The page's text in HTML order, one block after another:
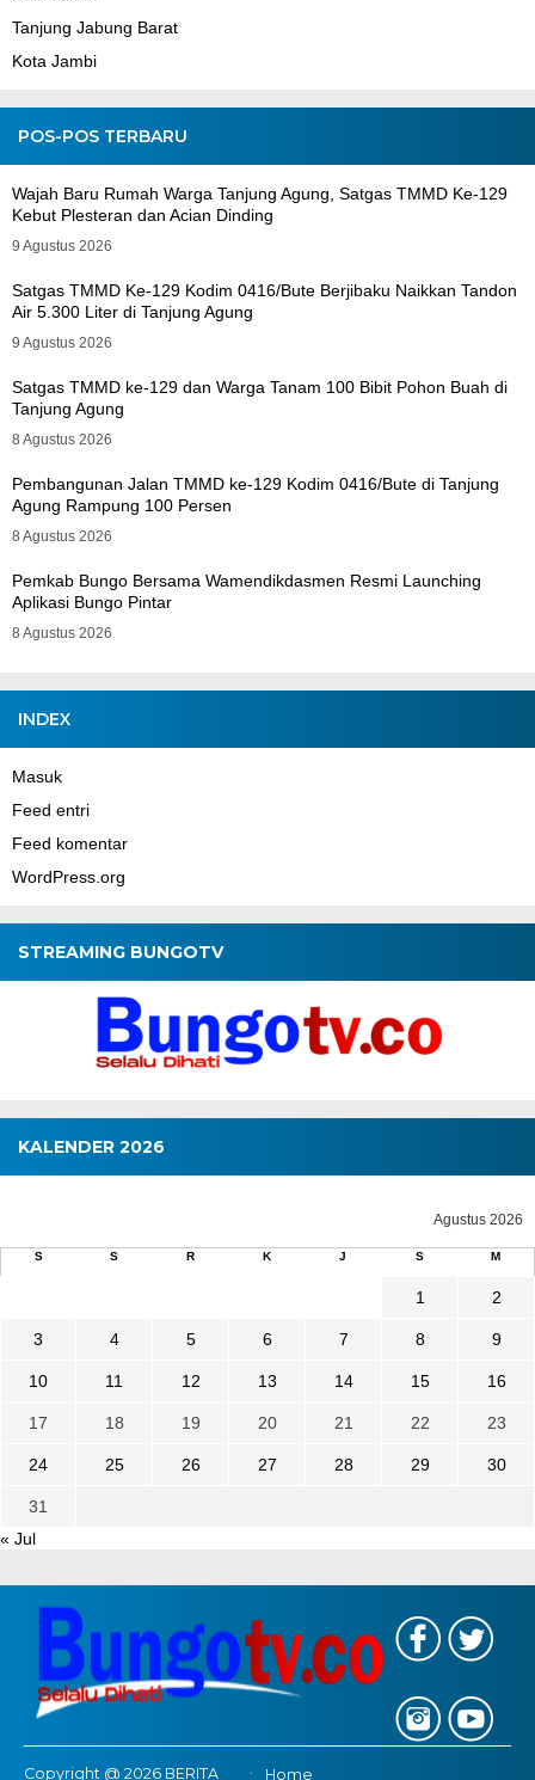
Tanjung Jabung Barat
Kota Jambi
POS-POS TERBARU
Wajah Baru Rumah Warga Tanjung Agung, Satgas TMMD Ke-129
Kebut Plesteran dan Acian Dinding
9 Agustus 2026
Satgas TMMD Ke-129 Kodim 0416/Bute Berjibaku Naikkan Tandon
Air 5.300 Liter di Tanjung Agung
9 Agustus 2026
Satgas TMMD ke-129 dan Warga Tanam 100 Bibit Pohon Buah di
Tanjung Agung
8 Agustus 2026
Pembangunan Jalan TMMD ke-129 Kodim 0416/Bute di Tanjung
Agung Rampung 100 Persen
8 Agustus 2026
Pemkab Bungo Bersama Wamendikdasmen Resmi Launching
Aplikasi Bungo Pintar
8 Agustus 2026
INDEX
Masuk
Feed entri
Feed komentar
WordPress.org
STREAMING BUNGOTV
KALENDER 2026
Agustus 2026
S S R K J S M
1 2
3 4 5 6 7 8 9
10 11 12 13 14 15 16
17 18 19 20 21 22 23
24 25 26 27 28 29 30
31
« Jul
Copyright @ 2026 BERITA Home